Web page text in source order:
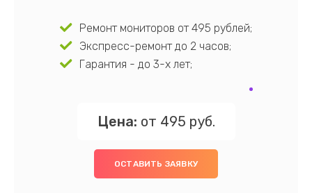
Ремонт мониторов от 495 рублей;
Экспресс-ремонт до 2 часов;
Гарантия - до 3-х лет;
Цена: от 495 руб.
ОСТАВИТЬ ЗАЯВКУ